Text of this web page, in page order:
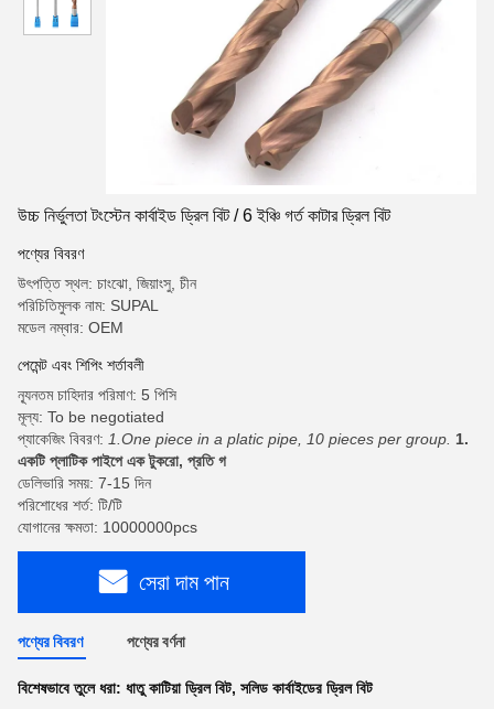
উচ্চ নির্ভুলতা টংস্টেন কার্বাইড ড্রিল বিট / 6 ইঞ্চি গর্ত কাটার ড্রিল বিট
পণ্যের বিবরণ
উৎপত্তি স্থল: চাংঝো, জিয়াংসু, চীন
পরিচিতিমুলক নাম: SUPAL
মডেল নম্বার: OEM
পেমেন্ট এবং শিপিং শর্তাবলী
ন্যূনতম চাহিদার পরিমাণ: 5 পিসি
মূল্য: To be negotiated
প্যাকেজিং বিবরণ: 1.One piece in a platic pipe, 10 pieces per group. 1.
একটি প্লাটিক পাইপে এক টুকরো, প্রতি গ
ডেলিভারি সময়: 7-15 দিন
পরিশোধের শর্ত: টি/টি
যোগানের ক্ষমতা: 10000000pcs
সেরা দাম পান
পণ্যের বিবরণ পণ্যের বর্ণনা
বিশেষভাবে তুলে ধরা: ধাতু কাটিয়া ড্রিল বিট, সলিড কার্বাইডের ড্রিল বিট